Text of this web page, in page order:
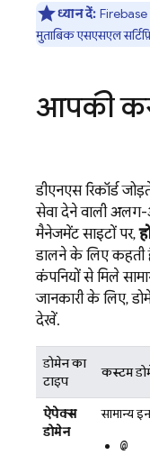
ध्यान दें:
मुताबिक एसएसएल
आपकी
डीएनएस रिकॉर्ड
सेवा देने वाली
मैनेजमेंट साइटों पर,
डालने के लिए कहती
कंपनियों से मिले
जानकारी के लिए,
देखें.
डोमेन का
टाइप
कस्टम
ऐपेक्स
डोमेन
सामान्य
@